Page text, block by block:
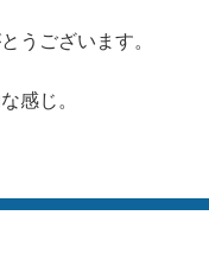
うございます。
感じ。